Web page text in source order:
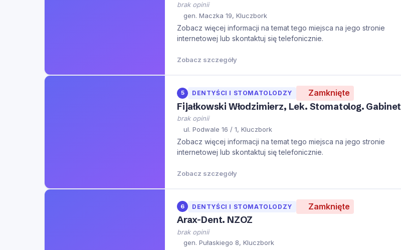
brak opinii
gen. Maczka 19, Kluczbork
Zobacz więcej informacji na temat tego miejsca na jego stronie
internetowej lub skontaktuj się telefonicznie.
Zobacz szczegóły
5 DENTYŚCI I STOMATOLODZY Zamknięte
Fijałkowski Włodzimierz, Lek. Stomatolog. Gabinet
brak opinii
ul. Podwale 16 / 1, Kluczbork
Zobacz więcej informacji na temat tego miejsca na jego stronie
internetowej lub skontaktuj się telefonicznie.
Zobacz szczegóły
6 DENTYŚCI I STOMATOLODZY Zamknięte
Arax-Dent. NZOZ
brak opinii
gen. Pułaskiego 8, Kluczbork